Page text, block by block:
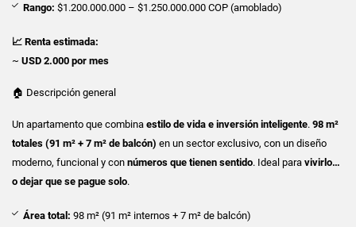
Rango: $1.200.000.000 – $1.250.000.000 COP (amoblado)
📈 Renta estimada:
~ USD 2.000 por mes
🏠 Descripción general
Un apartamento que combina estilo de vida e inversión inteligente. 98 m²
totales (91 m² + 7 m² de balcón) en un sector exclusivo, con un diseño
moderno, funcional y con números que tienen sentido. Ideal para vivirlo…
o dejar que se pague solo.
Área total: 98 m² (91 m² internos + 7 m² de balcón)